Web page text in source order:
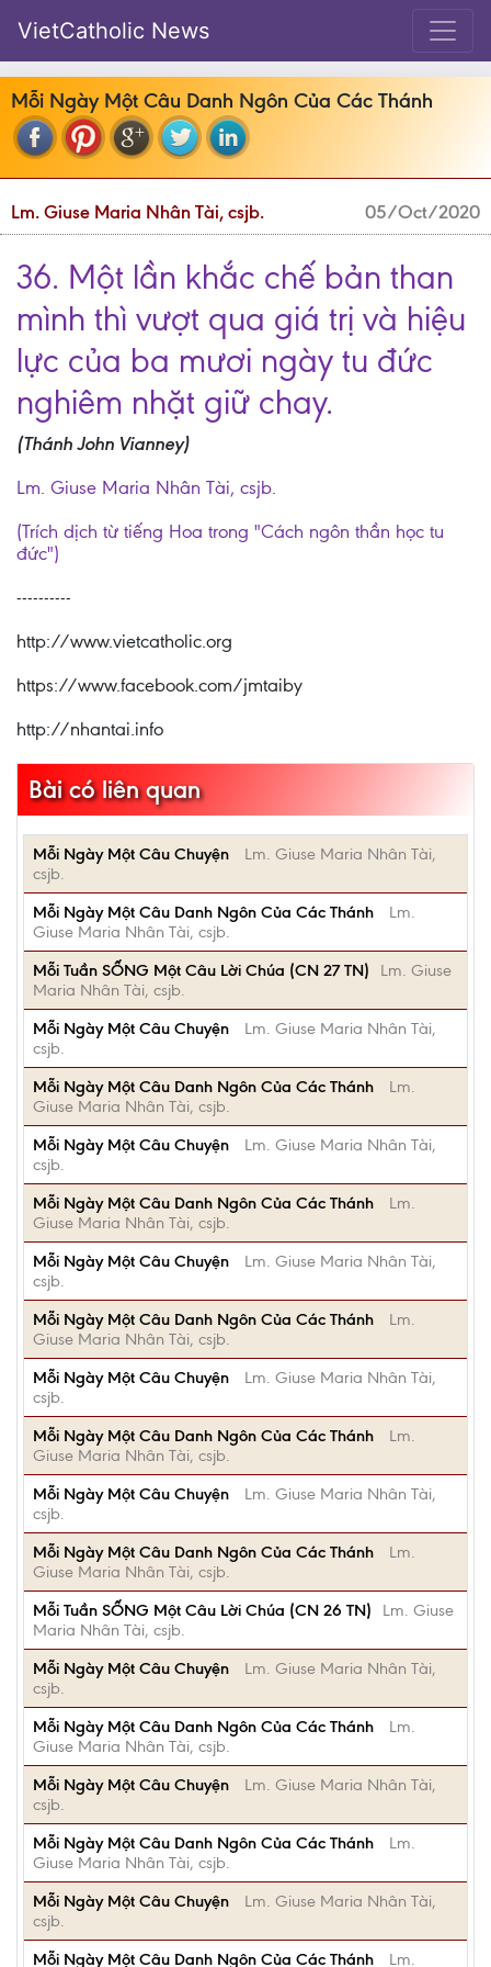
VietCatholic News
Mỗi Ngày Một Câu Danh Ngôn Của Các Thánh
Lm. Giuse Maria Nhân Tài, csjb. 05/Oct/2020
36. Một lần khắc chế bản than
mình thì vượt qua giá trị và hiệu
lực của ba mươi ngày tu đức
nghiêm nhặt giữ chay.
(Thánh John Vianney)
Lm. Giuse Maria Nhân Tài, csjb.
(Trích dịch từ tiếng Hoa trong "Cách ngôn thần học tu
đức")
----------
http://www.vietcatholic.org
https://www.facebook.com/jmtaiby
http://nhantai.info
Bài có liên quan
Mỗi Ngày Một Câu Chuyện
Lm. Giuse Maria Nhân Tài,
csjb.
Mỗi Ngày Một Câu Danh Ngôn Của Các Thánh
Lm.
Giuse Maria Nhân Tài, csjb.
Mỗi Tuần SỐNG Một Câu Lời Chúa (CN 27 TN)
Lm. Giuse
Maria Nhân Tài, csjb.
Mỗi Ngày Một Câu Chuyện
Lm. Giuse Maria Nhân Tài,
csjb.
Mỗi Ngày Một Câu Danh Ngôn Của Các Thánh
Lm.
Giuse Maria Nhân Tài, csjb.
Mỗi Ngày Một Câu Chuyện
Lm. Giuse Maria Nhân Tài,
csjb.
Mỗi Ngày Một Câu Danh Ngôn Của Các Thánh
Lm.
Giuse Maria Nhân Tài, csjb.
Mỗi Ngày Một Câu Chuyện
Lm. Giuse Maria Nhân Tài,
csjb.
Mỗi Ngày Một Câu Danh Ngôn Của Các Thánh
Lm.
Giuse Maria Nhân Tài, csjb.
Mỗi Ngày Một Câu Chuyện
Lm. Giuse Maria Nhân Tài,
csjb.
Mỗi Ngày Một Câu Danh Ngôn Của Các Thánh
Lm.
Giuse Maria Nhân Tài, csjb.
Mỗi Ngày Một Câu Chuyện
Lm. Giuse Maria Nhân Tài,
csjb.
Mỗi Ngày Một Câu Danh Ngôn Của Các Thánh
Lm.
Giuse Maria Nhân Tài, csjb.
Mỗi Tuần SỐNG Một Câu Lời Chúa (CN 26 TN)
Lm. Giuse
Maria Nhân Tài, csjb.
Mỗi Ngày Một Câu Chuyện
Lm. Giuse Maria Nhân Tài,
csjb.
Mỗi Ngày Một Câu Danh Ngôn Của Các Thánh
Lm.
Giuse Maria Nhân Tài, csjb.
Mỗi Ngày Một Câu Chuyện
Lm. Giuse Maria Nhân Tài,
csjb.
Mỗi Ngày Một Câu Danh Ngôn Của Các Thánh
Lm.
Giuse Maria Nhân Tài, csjb.
Mỗi Ngày Một Câu Chuyện
Lm. Giuse Maria Nhân Tài,
csjb.
Mỗi Ngày Một Câu Danh Ngôn Của Các Thánh
Lm.